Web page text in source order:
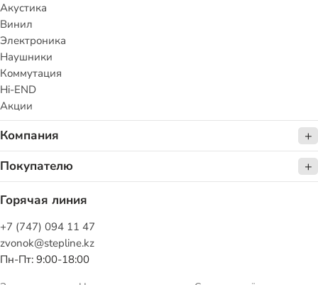
Акустика
Винил
Электроника
Наушники
Коммутация
Hi-END
Акции
Компания
Покупателю
Горячая линия
+7 (747) 094 11 47
zvonok@stepline.kz
Пн-Пт: 9:00-18:00